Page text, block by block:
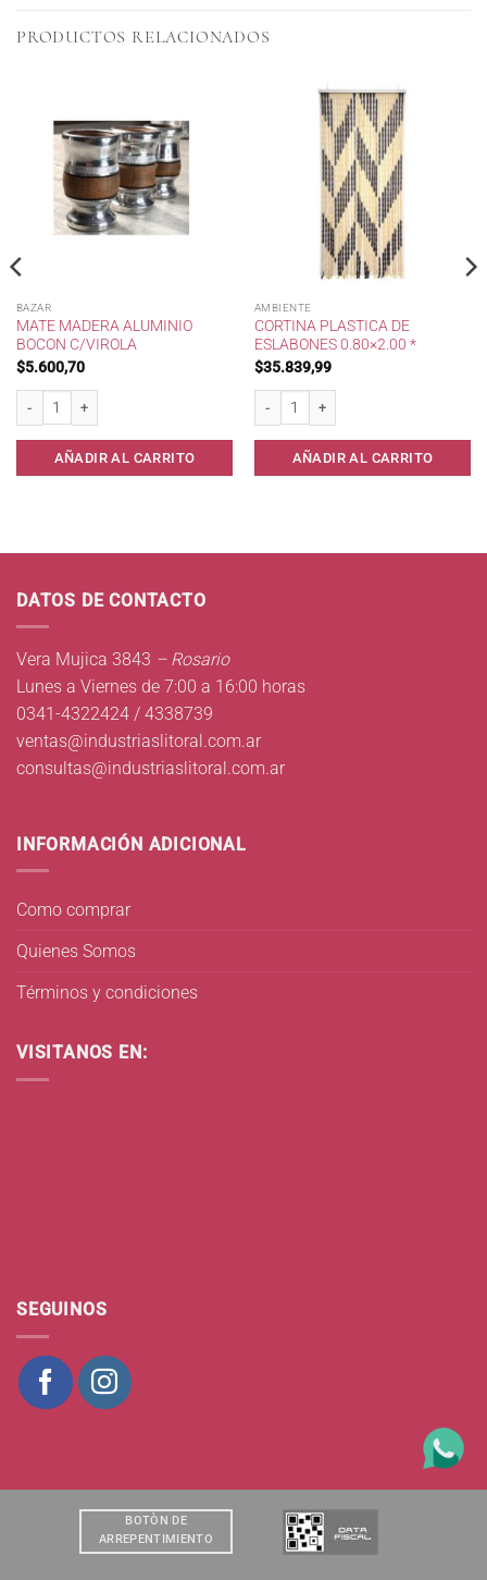
PRODUCTOS RELACIONADOS
BAZAR
MATE MADERA ALUMINIO
BOCON C/VIROLA
$5.600,70
Mate Madera Aluminio Bocon c/Virola cantidad
AÑADIR AL CARRITO
AMBIENTE
CORTINA PLASTICA DE
ESLABONES 0.80×2.00 *
$35.839,99
Cortina Plastica de Eslabones
AÑADIR AL CARRITO
* cantidad
DATOS DE CONTACTO
Vera Mujica 3843 – Rosario
Lunes a Viernes de 7:00 a 16:00 horas
0341-4322424 / 4338739
ventas@industriaslitoral.com.ar
consultas@industriaslitoral.com.ar
INFORMACIÓN ADICIONAL
Como comprar
Quienes Somos
Términos y condiciones
VISITANOS EN:
SEGUINOS
BOTÒN DE
ARREPENTIMIENTO